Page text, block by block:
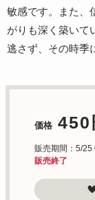
敏感です。また、
がりも深く築いて
逃さず、その時季
価格 450
販売期間：5/25
販売終了